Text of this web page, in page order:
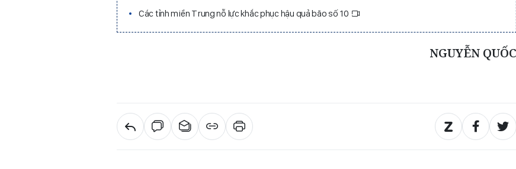
Các tỉnh miền Trung nỗ lực khắc phục hậu quả bão số 10
NGUYỄN QUỐC